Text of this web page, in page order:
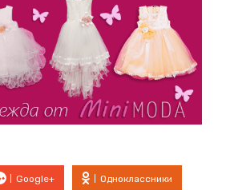
Google+ Одноклассники